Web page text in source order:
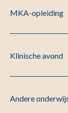
MKA-opleiding
Klinische avond
Andere